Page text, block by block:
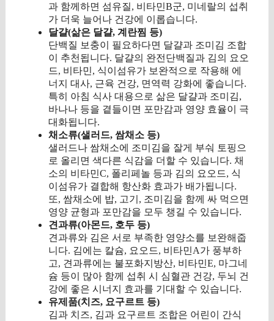
과 함께하면 섬유질, 비타민B군, 미네랄의 섭취
가 더욱 늘어나 건강에 이롭습니다.
달걀(삶은 달걀, 계란찜 등)
단백질 보충이 필요하다면 달걀과 조미김 조합
이 추천됩니다. 달걀의 완전단백질과 김의 요오
드, 비타민, 식이섬유가 보완적으로 작용해 에
너지 대사, 근육 건강, 면역력 강화에 좋습니다.
특히 아침 식사 대용으로 삶은 달걀과 조미김,
바나나 등을 곁들이면 포만감과 영양 효율이 극
대화됩니다.
채소류(샐러드, 쌈채소 등)
샐러드나 쌈채소에 조미김을 잘게 부숴 토핑으
로 올리면 색다른 식감을 더할 수 있습니다. 채
소의 비타민C, 폴리페놀 등과 김의 요오드, 식
이섬유가 결합해 항산화 효과가 배가됩니다.
또, 쌈채소에 밥, 고기, 조미김을 함께 싸 먹으면
영양 균형과 포만감을 모두 챙길 수 있습니다.
견과류(아몬드, 호두 등)
견과류와 김은 서로 부족한 영양소를 보완해줍
니다. 김에는 칼슘, 요오드, 비타민A가 풍부하
고, 견과류에는 불포화지방산, 비타민E, 마그네
슘 등이 많아 함께 섭취 시 심혈관 건강, 두뇌 건
강에 좋은 시너지 효과를 기대할 수 있습니다.
유제품(치즈, 요구르트 등)
김과 치즈, 김과 요구르트 조합은 어린이 간식